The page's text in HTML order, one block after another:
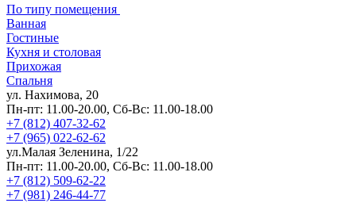
По типу помещения
Ванная
Гостиные
Кухня и столовая
Прихожая
Спальня
ул. Нахимова, 20
Пн-пт: 11.00-20.00, Сб-Вс: 11.00-18.00
+7 (812) 407-32-62
+7 (965) 022-62-62
ул.Малая Зеленина, 1/22
Пн-пт: 11.00-20.00, Сб-Вс: 11.00-18.00
+7 (812) 509-62-22
+7 (981) 246-44-77